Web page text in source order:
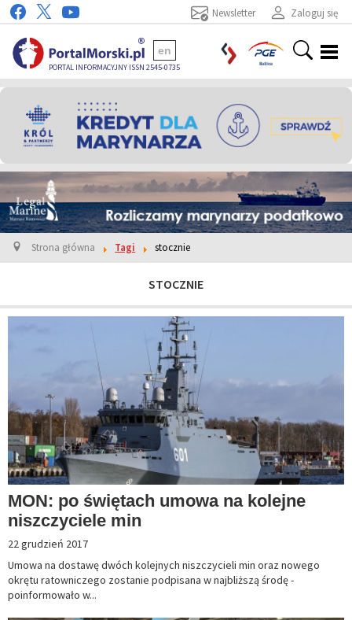
Zaloguj się
Newsletter
PORTAL INFORMACYJNY ISSN 2545-0735
en
Strona główna Tagi stocznie
STOCZNIE
MON: po świętach umowa na kolejne
niszczyciele min
22 grudzień 2017
Umowa na dostawę dwóch kolejnych niszczycieli min oraz nowego
okrętu ratowniczego zostanie podpisana w najbliższą środę -
poinformowało w...